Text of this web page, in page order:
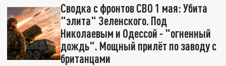
Сводка с фронтов СВО 1 мая: Убита
"элита" Зеленского. Под
Николаевым и Одессой - "огненный
дождь". Мощный прилёт по заводу с
британцами